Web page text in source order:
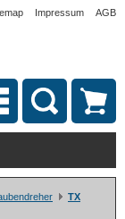
Impressum AGB
TX